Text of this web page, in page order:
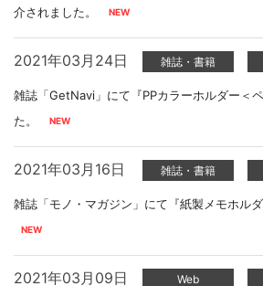
介されました。
2021年03月24日 雑誌・書籍
雑誌「GetNavi」にて『PPカラーホルダー＜
た。
2021年03月16日 雑誌・書籍
雑誌「モノ・マガジン」にて『紙製メモホル
2021年03月09日 Web